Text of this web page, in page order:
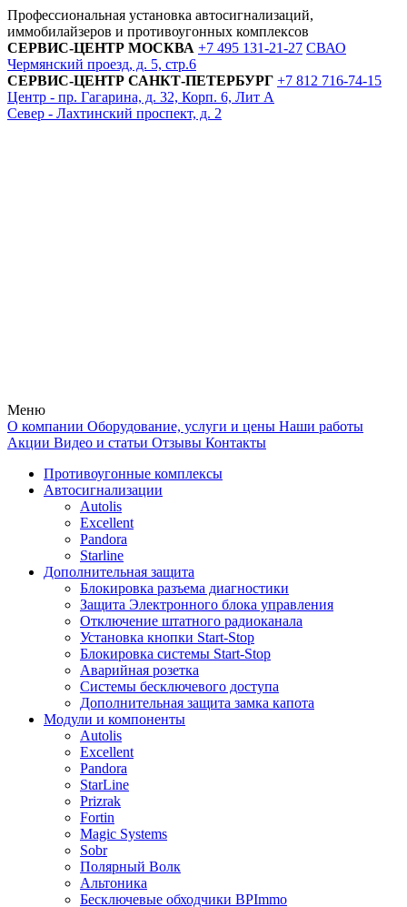
Профессиональная установка автосигнализаций,
иммобилайзеров и противоугонных комплексов
СЕРВИС-ЦЕНТР МОСКВА +7 495 131-21-27 СВАО
Чермянский проезд, д. 5, стр.6
СЕРВИС-ЦЕНТР САНКТ-ПЕТЕРБУРГ +7 812 716-74-15
Центр - пр. Гагарина, д. 32, Корп. 6, Лит А
Север - Лахтинский проспект, д. 2
Меню
О компании Оборудование, услуги и цены Наши работы
Акции Видео и статьи Отзывы Контакты
Противоугонные комплексы
Автосигнализации
Autolis
Excellent
Pandora
Starline
Дополнительная защита
Блокировка разъема диагностики
Защита Электронного блока управления
Отключение штатного радиоканала
Установка кнопки Start-Stop
Блокировка системы Start-Stop
Аварийная розетка
Системы бесключевого доступа
Дополнительная защита замка капота
Модули и компоненты
Autolis
Excellent
Pandora
StarLine
Prizrak
Fortin
Magic Systems
Sobr
Полярный Волк
Альтоника
Бесключевые обходчики BPImmo